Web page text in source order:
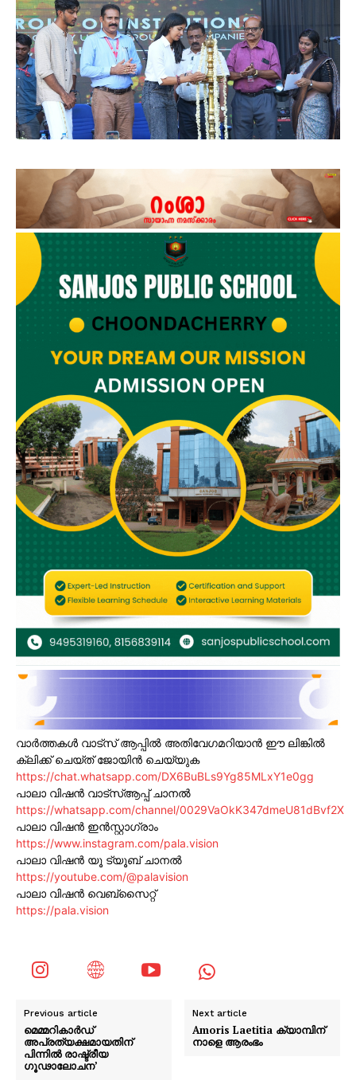
വാർത്തകൾ വാട്സ് ആപ്പിൽ അതിവേഗമറിയാൻ ഈ ലിങ്കിൽ
ക്ലിക്ക് ചെയ്ത് ജോയിൻ ചെയ്യുക
https://chat.whatsapp.com/DX6BuBLs9Yg85MLxY1e0gg
പാലാ വിഷൻ വാട്സ്ആപ്പ് ചാനൽ
https://whatsapp.com/channel/0029VaOkK347dmeU81dBvf2X
പാലാ വിഷൻ ഇൻസ്റ്റാഗ്രാം
https://www.instagram.com/pala.vision
പാലാ വിഷൻ യൂ ട്യൂബ് ചാനൽ
https://youtube.com/@palavision
പാലാ വിഷൻ വെബ്സൈറ്റ്
https://pala.vision
Previous article
മെമ്മറികാർഡ്
അപ്രത്യക്ഷമായതിന്
പിന്നിൽ രാഷ്ട്രീയ
ഗൂഢാലോചന’
Next article
Amoris Laetitia ക്യാമ്പിന്
നാളെ ആരംഭം